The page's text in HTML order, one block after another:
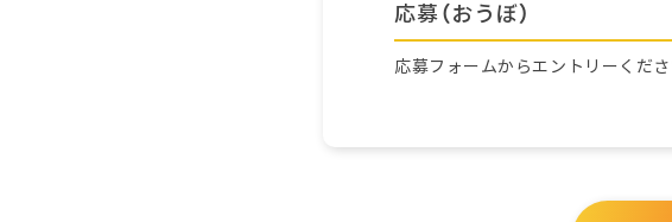
応募（おうぼ）
応募フォームからエントリーくだ